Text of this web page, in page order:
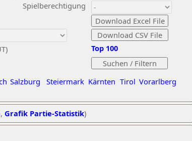
Spielberechtigung
Salzburg Steiermark Kärnten Tirol Vorarlberg
Top 100
, Grafik Partie-Statistik)